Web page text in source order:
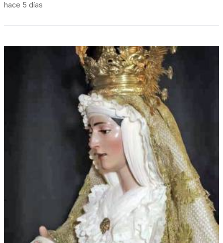
hace 5 días